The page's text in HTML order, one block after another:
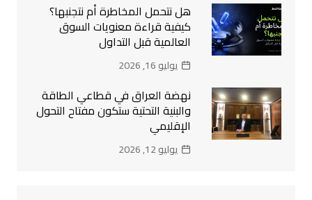
هل نتحمل المخاطرة أم نتجنبها؟
كيفية قراءة معنويات السوق
العالمية قبل التداول
يوليو 16, 2026
نهضة العراق في قطاعي الطاقة
والبنية التحتية ستكون مفتاح التحول
الإقليمي
يوليو 12, 2026